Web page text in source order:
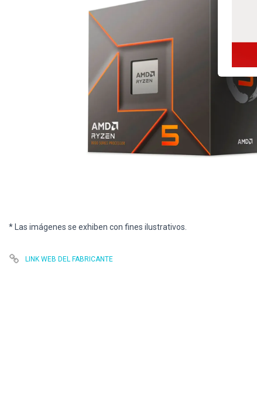
* Las imágenes se exhiben con fines ilustrativos.
LINK WEB DEL FABRICANTE